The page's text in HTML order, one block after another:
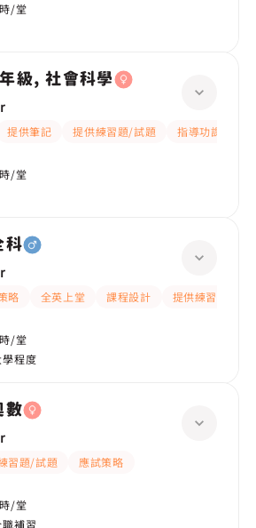
/堂
級, 社會科學
提供筆記 提供練習題/試題 指導功課
/堂
科
略 全英上堂 課程設計
提供練習題/試題
/堂
程度
數
習題/試題
應試策略
/堂
補習